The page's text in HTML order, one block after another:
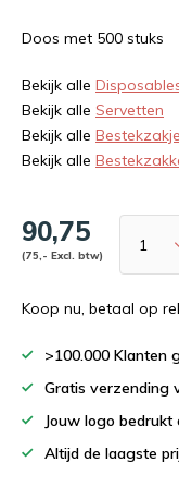
Doos met 500 stuks
Bekijk alle
Bekijk alle Servetten
Bekijk alle
Bekijk alle
90,75
(75,- Excl. btw)
Koop nu, betaal op
>100.000 Klanten
Gratis verzending
Jouw logo
Altijd de laagste